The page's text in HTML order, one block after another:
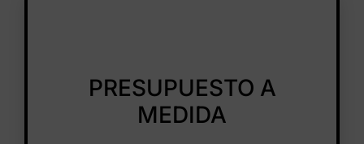
PRESUPUESTO A
MEDIDA